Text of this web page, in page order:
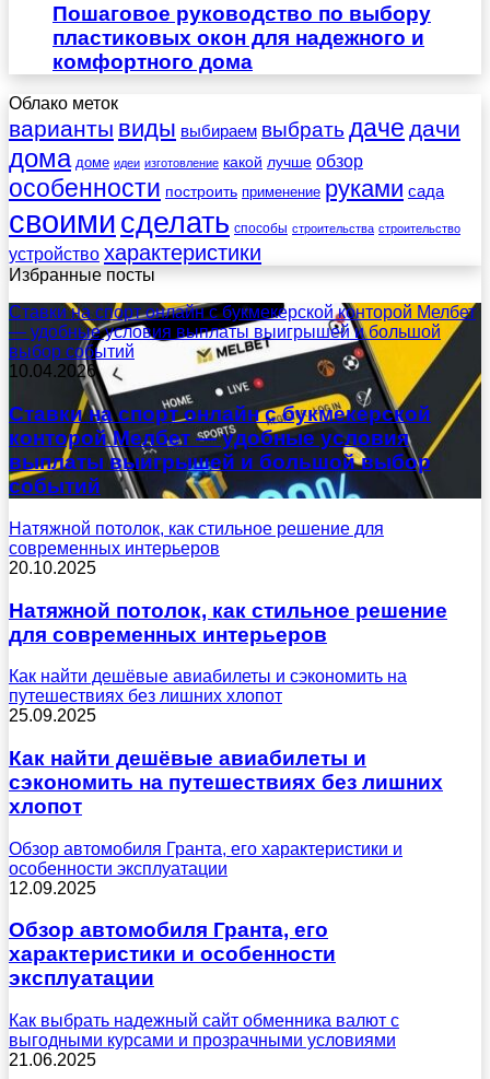
Пошаговое руководство по выбору
пластиковых окон для надежного и
комфортного дома
Облако меток
варианты виды выбираем выбрать даче дачи
дома доме идеи изготовление какой лучше обзор
особенности построить применение руками сада
своими сделать способы строительства строительство
устройство характеристики
Избранные посты
Ставки на спорт онлайн с букмекерской конторой Мелбет
— удобные условия выплаты выигрышей и большой
выбор событий
10.04.2026
Ставки на спорт онлайн с букмекерской
конторой Мелбет — удобные условия
выплаты выигрышей и большой выбор
событий
Натяжной потолок, как стильное решение для
современных интерьеров
20.10.2025
Натяжной потолок, как стильное решение
для современных интерьеров
Как найти дешёвые авиабилеты и сэкономить на
путешествиях без лишних хлопот
25.09.2025
Как найти дешёвые авиабилеты и
сэкономить на путешествиях без лишних
хлопот
Обзор автомобиля Гранта, его характеристики и
особенности эксплуатации
12.09.2025
Обзор автомобиля Гранта, его
характеристики и особенности
эксплуатации
Как выбрать надежный сайт обменника валют с
выгодными курсами и прозрачными условиями
21.06.2025